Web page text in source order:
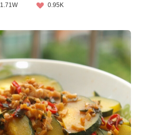
1.71W 0.95K